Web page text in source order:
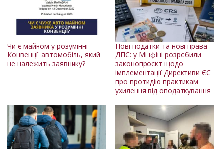
Чи є майном у розумінні
Конвенції автомобіль, який
не належить заявнику?
Нові податки та нові права
ДПС: у Мінфіні розробили
законопроєкт щодо
імплементації Директиви ЄС
про протидію практикам
ухилення від оподаткування